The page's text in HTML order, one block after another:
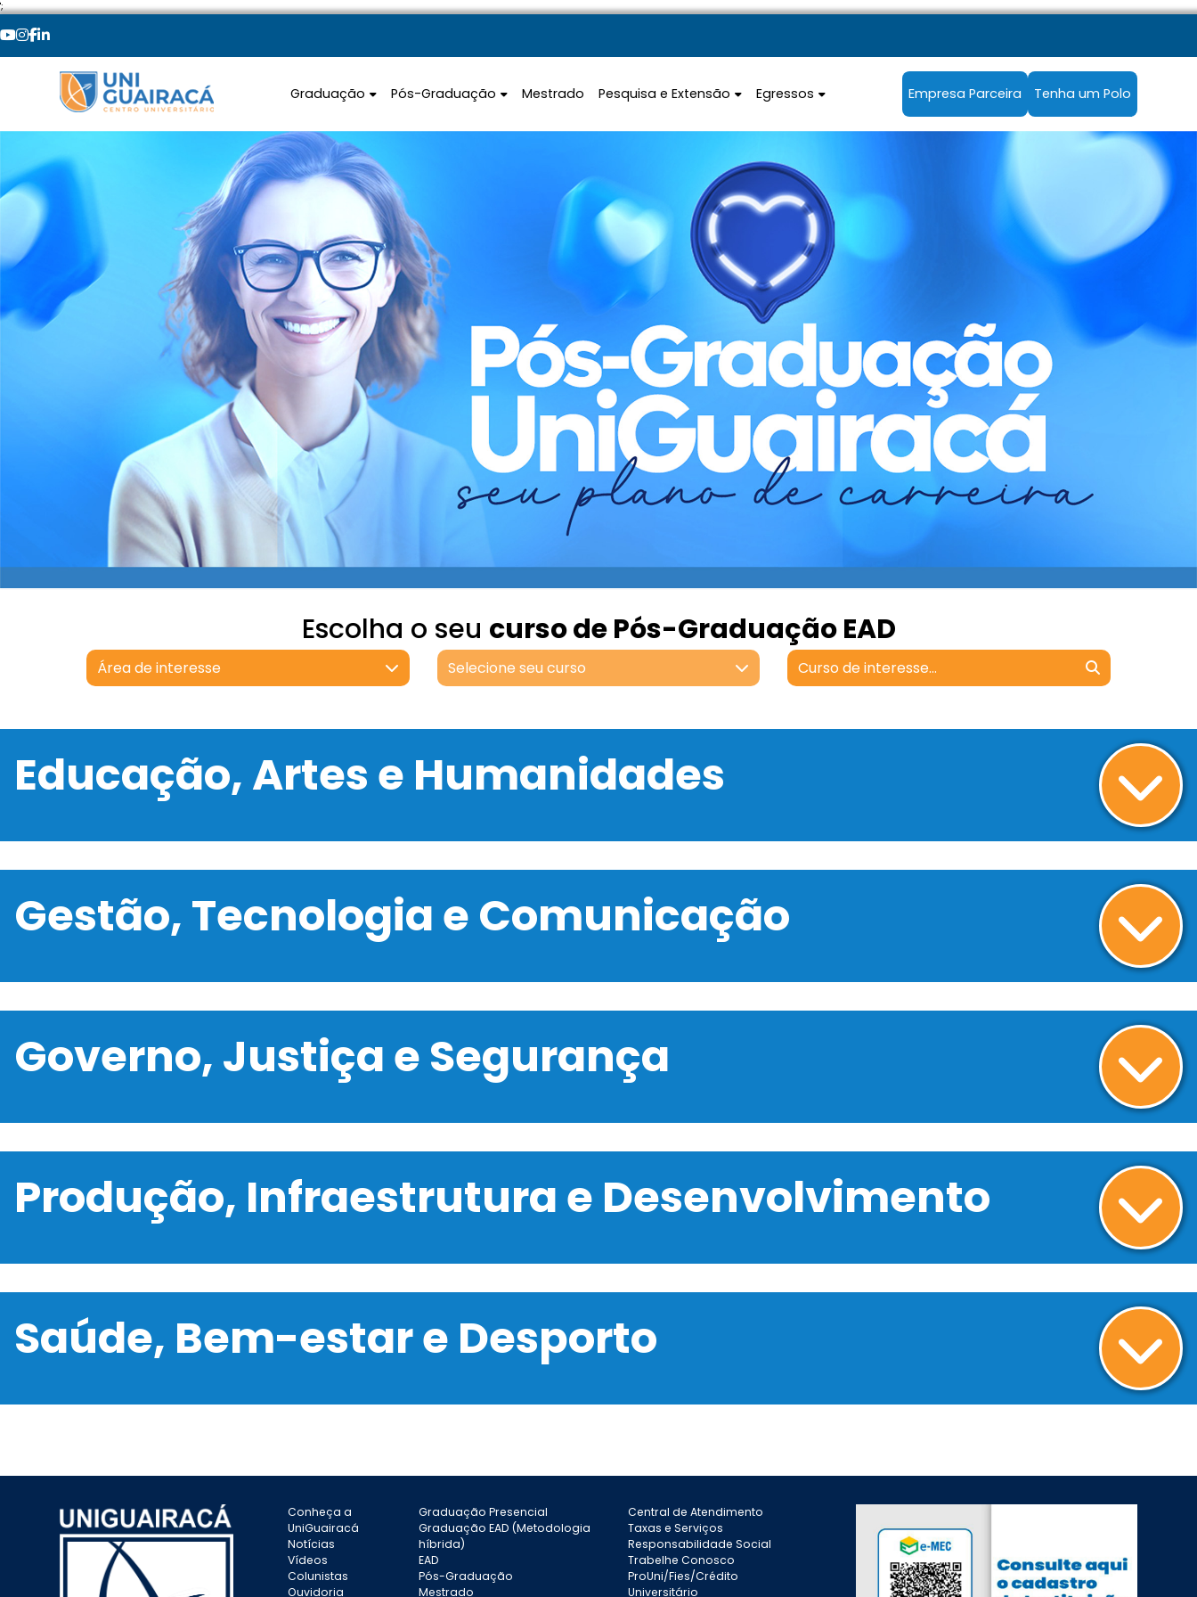
';
Graduação Pós-Graduação Mestrado Pesquisa e Extensão Egressos Empresa Parceira Tenha um Polo
Escolha o seu curso de Pós-Graduação EAD
Área de interesse Selecione seu curso
Educação, Artes e Humanidades
Gestão, Tecnologia e Comunicação
Governo, Justiça e Segurança
Produção, Infraestrutura e Desenvolvimento
Saúde, Bem-estar e Desporto
Conheça a
UniGuairacá
Notícias
Vídeos
Colunistas
Ouvidoria
Graduação Presencial
Graduação EAD (Metodologia
híbrida)
EAD
Pós-Graduação
Mestrado
Central de Atendimento
Taxas e Serviços
Responsabilidade Social
Trabelhe Conosco
ProUni/Fies/Crédito
Universitário